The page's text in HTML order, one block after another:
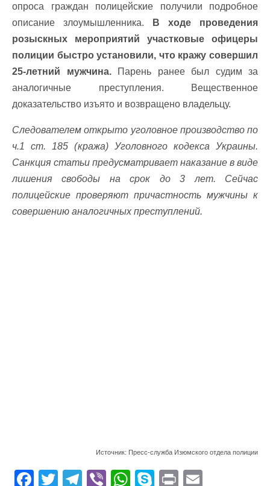
опроса граждан полицейские получили подробное
описание злоумышленника.
В ходе проведения
розыскных мероприятий участковые офицеры
полиции быстро установили, что кражу совершил
25-летний мужчина.Парень ранее был судим за
аналогичные преступления. Вещественное
доказательство изъято и возвращено владельцу.
Следователем открыто уголовное производство по
ч.1 ст. 185 (кража) Уголовного кодекса Украины.
Санкция статьи предусматривает наказание в виде
лишения свободы на срок до 3 лет. Сейчас
полицейские проверяют причастность мужчины к
совершению аналогичных преступлений.
Источник: Пресс-служба Изюмского отдела полиции
F T T Vi W S Pr